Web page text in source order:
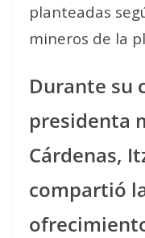
planteadas
mineros de la
Durante su
presidenta
Cárdenas,
compartió